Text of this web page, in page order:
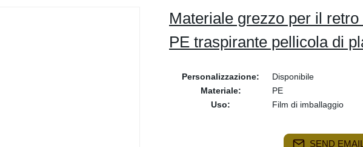
Materiale grezzo per il
PE traspirante pellicola di
Personalizzazione:
Disponibile
Materiale:
PE
Uso:
Film di imballaggio
SEND